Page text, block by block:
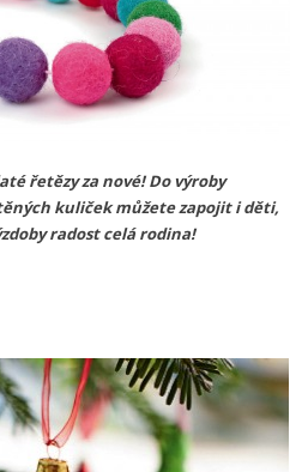
řetězy za nové! Do výroby
kuliček můžete zapojit i děti,
radost celá rodina!